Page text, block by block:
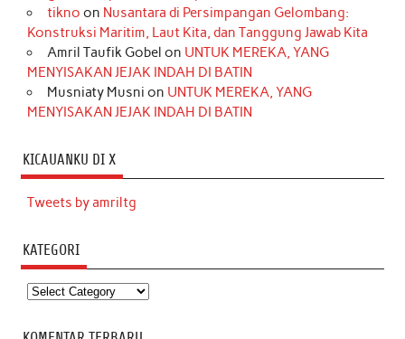
tikno on Nusantara di Persimpangan Gelombang:
Konstruksi Maritim, Laut Kita, dan Tanggung Jawab Kita
Amril Taufik Gobel on UNTUK MEREKA, YANG
MENYISAKAN JEJAK INDAH DI BATIN
Musniaty Musni on UNTUK MEREKA, YANG
MENYISAKAN JEJAK INDAH DI BATIN
KICAUANKU DI X
Tweets by amriltg
KATEGORI
Kategori